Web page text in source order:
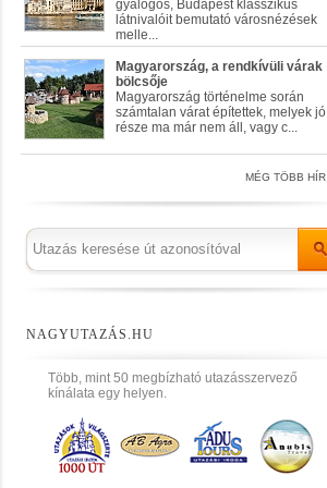
gyalogos, Budapest klasszikus
látnivalóit bemutató városnézések
melle...
Magyarország, a rendkívüli várak
bölcsője
Magyarország történelme során
számtalan várat építettek, melyek jó
része ma már nem áll, vagy c...
MÉG TÖBB HÍR
NAGYUTAZÁS.HU
Több, mint 50 megbízható utazásszervező
kínálata egy helyen.